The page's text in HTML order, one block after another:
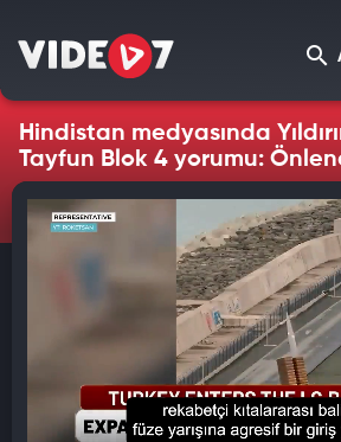
Hindistan medyasında
Tayfun Blok 4 yorumu: